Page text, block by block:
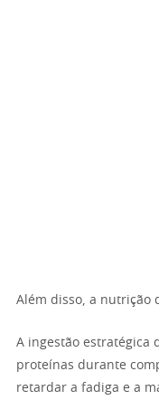
Além disso, a nutrição
A ingestão estratégica
proteínas durante
retardar a fadiga e a